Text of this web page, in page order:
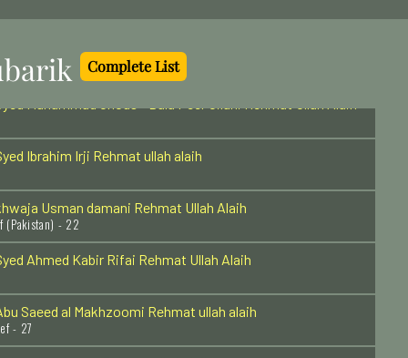
Complete List
Ibrahim Irji Rehmat ullah alaih
Usman damani Rehmat Ullah Alaih
(Pakistan) - 22
Ahmed Kabir Rifai Rehmat Ullah Alaih
Saeed al Makhzoomi Rehmat ullah alaih
- 27
Jan Janaa (Rehmat ull ahalaih)